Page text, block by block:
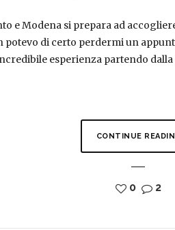
e Modena si prepara ad
potevo di certo perdermi un
esperienza partendo dalla
CONTINUE
0 2